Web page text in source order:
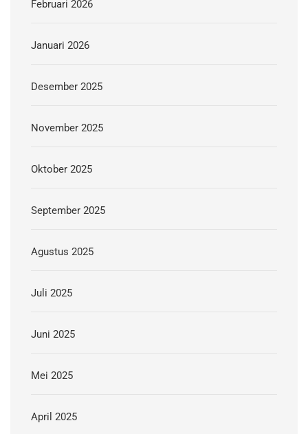
Februari 2026
Januari 2026
Desember 2025
November 2025
Oktober 2025
September 2025
Agustus 2025
Juli 2025
Juni 2025
Mei 2025
April 2025